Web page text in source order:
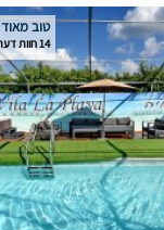
טוב מאוד
14 חוות דעת אמיתיות